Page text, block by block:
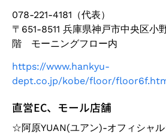
078-221-4181（代表）
〒651-8511 兵庫県神戸市中央区小
階 モーニングフロー内
https://www.hankyu-
dept.co.jp/kobe/floor/
直営EC、モール店舗
☆阿原YUAN(ユアン)-オフィシャ